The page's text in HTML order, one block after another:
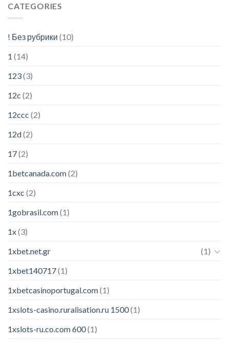
CATEGORIES
! Без рубрики (10)
1 (14)
123(3)
12c (2)
12ccc (2)
12d(2)
17(2)
1betcanada.com(2)
1cxc (2)
1gobrasil.com(1)
1x(3)
1xbet.net.gr
(1)
1xbet140717(1)
1xbetcasinoportugal.com(1)
1xslots-casino.ruralisation.ru 1500(1)
1xslots-ru.co.com 600(1)